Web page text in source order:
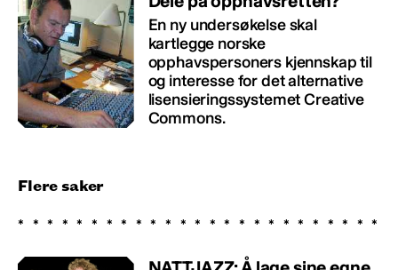
En ny undersøkelse skal
kartlegge norske
opphavspersoners kjennskap til
og interesse for det alternative
lisensieringssystemet Creative
Commons.
Flere saker